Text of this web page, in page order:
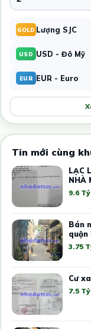
GOLD Lượng SJC
USD USD - Đô Mỹ
EUR EUR - Euro
Tin mới cùng
LẠC
NHÀ
9.6 Tỷ
Bán
quận
3.75
Cư
7.5 Tỷ